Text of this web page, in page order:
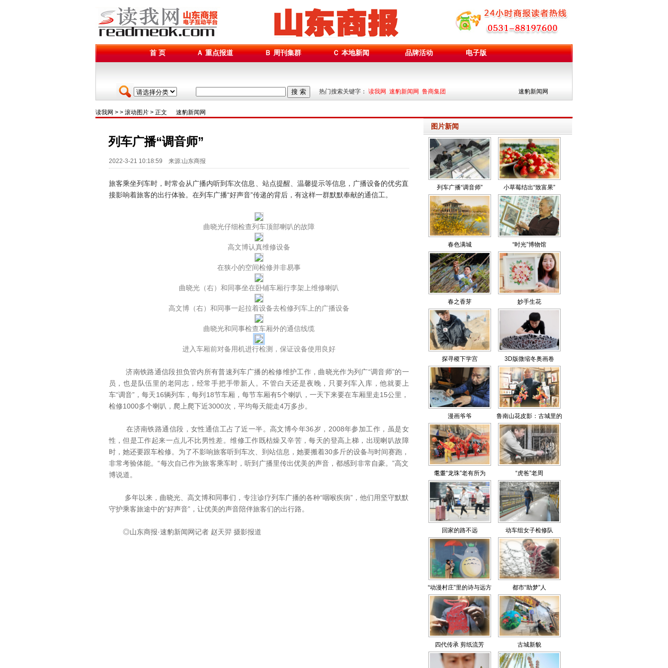
首 页 Ａ 重点报道 Ｂ 周刊集群 Ｃ 本地新闻 品牌活动 电子版
搜 索 热门搜索关键字： 读我网 速豹新闻网 鲁商集团 速豹新闻网
读我网 > > 滚动图片 > 正文 速豹新闻网
列车广播“调音师”
2022-3-21 10:18:59 来源:山东商报
旅客乘坐列车时，时常会从广播内听到车次信息、站点提醒、温馨提示等信息，广播设备的优劣直
接影响着旅客的出行体验。在列车广播“好声音”传递的背后，有这样一群默默奉献的通信工。
曲晓光仔细检查列车顶部喇叭的故障
高文博认真维修设备
在狭小的空间检修并非易事
曲晓光（右）和同事坐在卧铺车厢行李架上维修喇叭
高文博（右）和同事一起拉着设备去检修列车上的广播设备
曲晓光和同事检查车厢外的通信线缆
进入车厢前对备用机进行检测，保证设备使用良好
济南铁路通信段担负管内所有普速列车广播的检修维护工作，曲晓光作为列广“调音师”的一
员，也是队伍里的老同志，经常手把手带新人。不管白天还是夜晚，只要列车入库，他就要上
车“调音”，每天16辆列车，每列18节车厢，每节车厢有5个喇叭，一天下来要在车厢里走15公里，
检修1000多个喇叭，爬上爬下近3000次，平均每天能走4万多步。
在济南铁路通信段，女性通信工占了近一半。高文博今年36岁，2008年参加工作，虽是女
性，但是工作起来一点儿不比男性差。维修工作既枯燥又辛苦，每天的登高上梯，出现喇叭故障
时，她还要跟车检修。为了不影响旅客听到车次、到站信息，她要搬着30多斤的设备与时间赛跑，
非常考验体能。“每次自己作为旅客乘车时，听到广播里传出优美的声音，都感到非常自豪。”高文
博说道。
多年以来，曲晓光、高文博和同事们，专注诊疗列车广播的各种“咽喉疾病”，他们用坚守默默
守护乘客旅途中的“好声音”，让优美的声音陪伴旅客们的出行路。
◎山东商报·速豹新闻网记者 赵天羿 摄影报道
图片新闻
列车广播“调音师” 小草莓结出“致富果”
春色满城 “时光”博物馆
春之香芽 妙手生花
探寻稷下学宫 3D版微缩冬奥画卷
漫画爷爷 鲁南山花皮影：古城里的
光与影
耄耋“龙珠”老有所为 “虎爸”老周
回家的路不远 动车组女子检修队
“动漫村庄”里的诗与远方 都市“助梦”人
四代传承 剪纸流芳 古城新貌